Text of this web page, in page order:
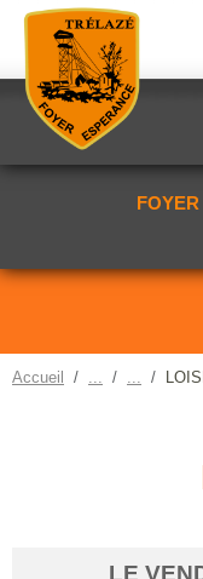
Accueil
LE
Panneau de gestion